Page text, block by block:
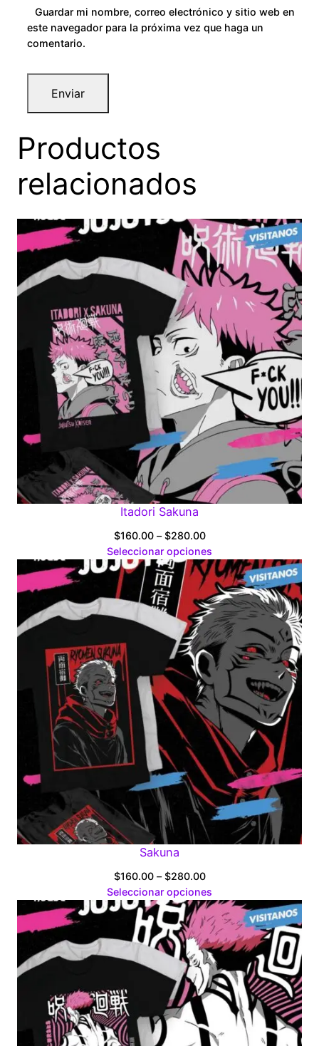
Guardar mi nombre, correo electrónico y sitio web en
este navegador para la próxima vez que haga un
comentario.
Productos
relacionados
Itadori Sakuna
$160.00 – $280.00Price
range:
$160.00
through
$280.00
Seleccionar opciones
Sakuna
$160.00 – $280.00Price
range:
$160.00
through
$280.00
Seleccionar opciones